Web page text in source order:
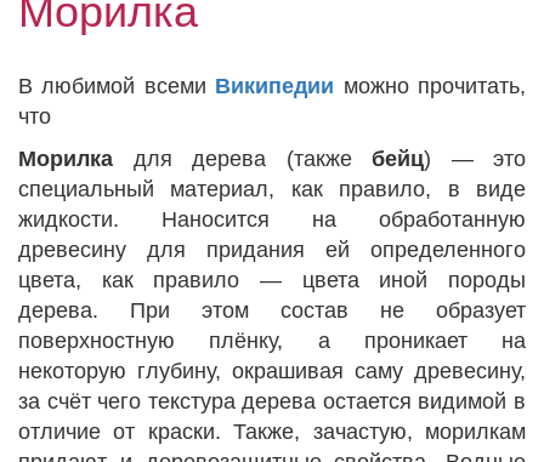
Морилка
В любимой всеми Википедии можно прочитать,
что
Морилка для дерева (также бейц) — это
специальный материал, как правило, в виде
жидкости. Наносится на обработанную
древесину для придания ей определенного
цвета, как правило — цвета иной породы
дерева. При этом состав не образует
поверхностную плёнку, а проникает на
некоторую глубину, окрашивая саму древесину,
за счёт чего текстура дерева остается видимой в
отличие от краски. Также, зачастую, морилкам